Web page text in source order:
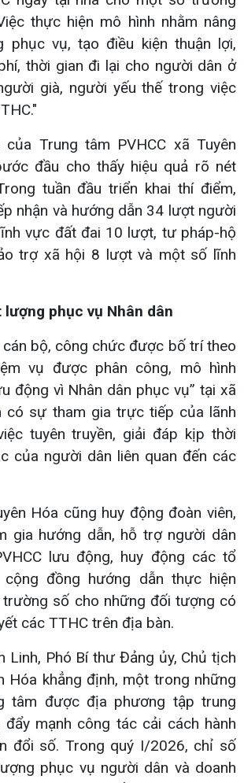
thực hiện mô hình nhằm nâng
phục vụ, tạo điều kiện thuận lợi,
thời gian đi lại cho người dân ở
già, người yếu thế trong việc
Trung tâm PVHCC xã Tuyên
đầu cho thấy hiệu quả rõ nét
tuần đầu triển khai thí điểm,
nhận và hướng dẫn 34 lượt người
vực đất đai 10 lượt, tư pháp-hộ
trợ xã hội 8 lượt và một số lĩnh
phục vụ Nhân dân
cán bộ, công chức được bố trí theo
vụ được phân công, mô hình
động vì Nhân dân phục vụ” tại xã
có sự tham gia trực tiếp của lãnh
tuyên truyền, giải đáp kịp thời
của người dân liên quan đến các
Hóa cũng huy động đoàn viên,
gia hướng dẫn, hỗ trợ người dân
lưu động, huy động các tổ
đồng hướng dẫn thực hiện
số cho những đối tượng có
các TTHC trên địa bàn.
Linh, Phó Bí thư Đảng ủy, Chủ tịch
Hóa khẳng định, một trong những
tâm được địa phương tập trung
mạnh công tác cải cách hành
đổi số. Trong quý I/2026, chỉ số
phục vụ người dân và doanh